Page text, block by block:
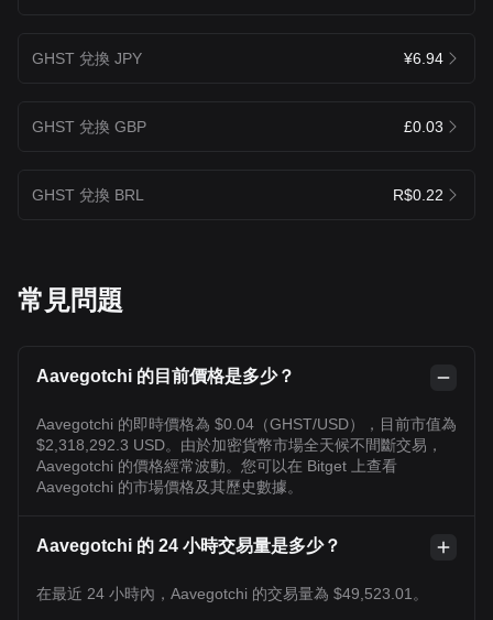
GHST 兌換 JPY ¥6.94
GHST 兌換 GBP £0.03
GHST 兌換 BRL R$0.22
常見問題
Aavegotchi 的目前價格是多少？
Aavegotchi 的即時價格為 $0.04（GHST/USD），目前市值為
$2,318,292.3 USD。由於加密貨幣市場全天候不間斷交易，
Aavegotchi 的價格經常波動。您可以在 Bitget 上查看
Aavegotchi 的市場價格及其歷史數據。
Aavegotchi 的 24 小時交易量是多少？
在最近 24 小時內，Aavegotchi 的交易量為 $49,523.01。